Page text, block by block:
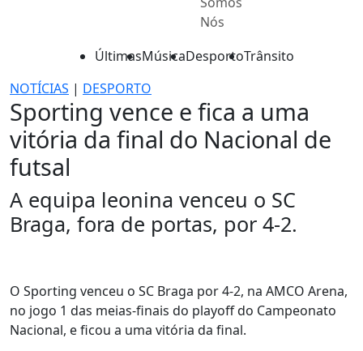
Nós
ÚltimasMúsicaDesportoTrânsito
NOTÍCIAS | DESPORTO
Sporting vence e fica a uma
vitória da final do Nacional de
futsal
A equipa leonina venceu o SC
Braga, fora de portas, por 4-2.
O Sporting venceu o SC Braga por 4-2, na AMCO Arena,
no jogo 1 das meias-finais do playoff do Campeonato
Nacional, e ficou a uma vitória da final.